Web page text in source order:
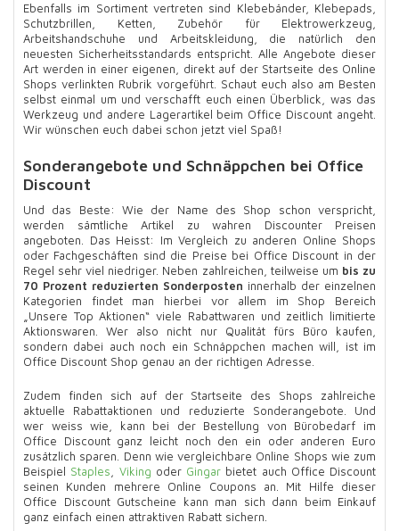
Ebenfalls im Sortiment vertreten sind Klebebänder, Klebepads,
Schutzbrillen, Ketten, Zubehör für Elektrowerkzeug,
Arbeitshandschuhe und Arbeitskleidung, die natürlich den
neuesten Sicherheitsstandards entspricht. Alle Angebote dieser
Art werden in einer eigenen, direkt auf der Startseite des Online
Shops verlinkten Rubrik vorgeführt. Schaut euch also am Besten
selbst einmal um und verschafft euch einen Überblick, was das
Werkzeug und andere Lagerartikel beim Office Discount angeht.
Wir wünschen euch dabei schon jetzt viel Spaß!
Sonderangebote und Schnäppchen bei Office
Discount
Und das Beste: Wie der Name des Shop schon verspricht,
werden sämtliche Artikel zu wahren Discounter Preisen
angeboten. Das Heisst: Im Vergleich zu anderen Online Shops
oder Fachgeschäften sind die Preise bei Office Discount in der
Regel sehr viel niedriger. Neben zahlreichen, teilweise um bis zu
70 Prozent reduzierten Sonderposten innerhalb der einzelnen
Kategorien findet man hierbei vor allem im Shop Bereich
„Unsere Top Aktionen“ viele Rabattwaren und zeitlich limitierte
Aktionswaren. Wer also nicht nur Qualität fürs Büro kaufen,
sondern dabei auch noch ein Schnäppchen machen will, ist im
Office Discount Shop genau an der richtigen Adresse.
Zudem finden sich auf der Startseite des Shops zahlreiche
aktuelle Rabattaktionen und reduzierte Sonderangebote. Und
wer weiss wie, kann bei der Bestellung von Bürobedarf im
Office Discount ganz leicht noch den ein oder anderen Euro
zusätzlich sparen. Denn wie vergleichbare Online Shops wie zum
Beispiel Staples, Viking oder Gingar bietet auch Office Discount
seinen Kunden mehrere Online Coupons an. Mit Hilfe dieser
Office Discount Gutscheine kann man sich dann beim Einkauf
ganz einfach einen attraktiven Rabatt sichern.